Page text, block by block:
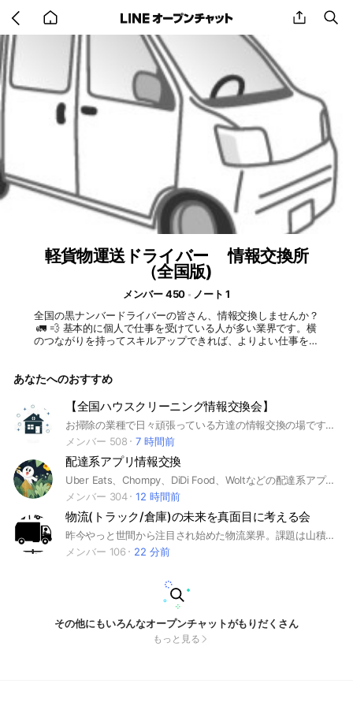
back
to
home
share
軽貨物運送ドライバー 情報交換所
（全国版)
メンバー 450
ノート 1
全国の黒ナンバードライバーの皆さん、情報交換しませんか？
🚛 💨 基本的に個人で仕事を受けている人が多い業界です。横
のつながりを持ってスキルアップできれば、よりよい仕事をも
#軽配送 #運送 #運送業 #黒ナンバー #ドライバー #個人事業主
あなたへのおすすめ
【全国ハウスクリーニング情報交換会】
お掃除の業種で日々頑張っている方達の情報交換の場です♪ なかなか落ちない汚れの対処方法、有効な洗剤、機材の紹介、作業の成功例や失敗例などを共有してハウスクリーニング業全体のレベルアップと品質の向上に繋げていく事が出来ればと思います♪ #お掃除 #ハウスクリーニング #おそうじ #掃除 #そうじ
メンバー 508
7 時間前
配達系アプリ情報交換
Uber Eats、Chompy、DiDi Food、Woltなどの配達系アプリで配達している人の情報交換ルームです。
メンバー 304
12 時間前
物流(トラック/倉庫)の未来を真面目に考える会
昨今やっと世間から注目され始めた物流業界。課題は山積。されど日本の屋台骨です。 誇りを胸に、真面目に語り合いましょう！ ※議論歓迎 誹謗中傷NG 【トピック例】運送/荷受/待機時間/DEVAN/コンテナ/積載効率/フォークリフト/トラック/ロジスティクス/RPA/AI/自動運転/自動倉庫/冷凍/冷蔵/モーダルシフト/共同輸送/隊列走行/運賃/値上/物流クライシス/WMS/TMS/IoT/在庫等
メンバー 106
22 分前
その他にもいろんなオープンチャットがもりだくさん
もっと見る